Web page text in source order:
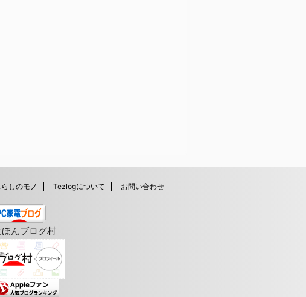
しのモノ Tezlogについて お問い合わせ
ほんブログ村